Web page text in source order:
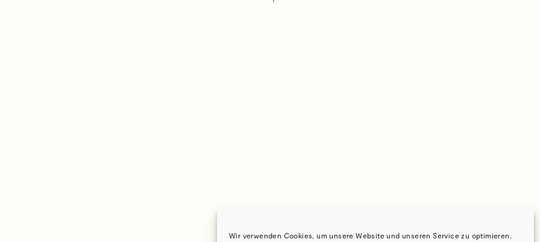
Wir verwenden Cookies, um unsere Website und unseren Service zu optimieren.